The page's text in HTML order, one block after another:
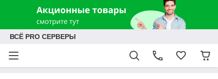
ВСЁ PRO СЕРВЕРЫ